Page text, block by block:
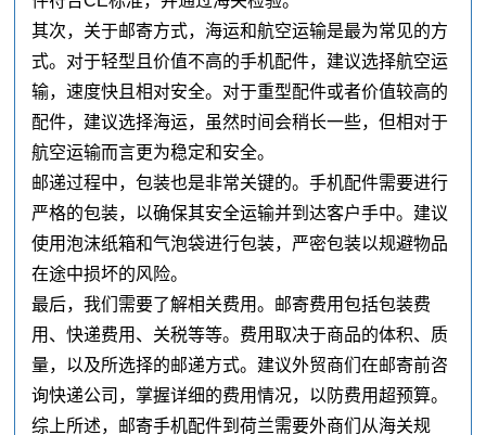
其次，关于邮寄方式，海运和航空运输是最为常见的方
式。对于轻型且价值不高的手机配件，建议选择航空运
输，速度快且相对安全。对于重型配件或者价值较高的
配件，建议选择海运，虽然时间会稍长一些，但相对于
航空运输而言更为稳定和安全。
邮递过程中，包装也是非常关键的。手机配件需要进行
严格的包装，以确保其安全运输并到达客户手中。建议
使用泡沫纸箱和气泡袋进行包装，严密包装以规避物品
在途中损坏的风险。
最后，我们需要了解相关费用。邮寄费用包括包装费
用、快递费用、关税等等。费用取决于商品的体积、质
量，以及所选择的邮递方式。建议外贸商们在邮寄前咨
询快递公司，掌握详细的费用情况，以防费用超预算。
综上所述，邮寄手机配件到荷兰需要外商们从海关规